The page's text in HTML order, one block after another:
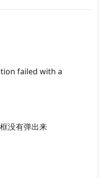
failed with a
没有弹出来